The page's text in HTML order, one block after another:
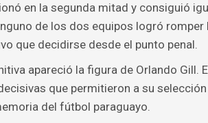
en la segunda mitad y consiguió
de los dos equipos logró
que decidirse desde el punto penal.
apareció la figura de Orlando Gill.
que permitieron a su
del fútbol paraguayo.